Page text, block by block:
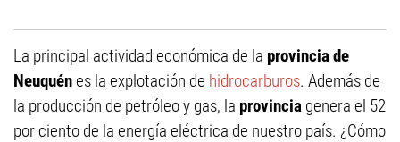
La principal actividad económica de la provincia de
Neuquénes la explotación de hidrocarburos. Además de
la producción de petróleo y gas, la provincia genera el 52
por ciento de la energía eléctrica de nuestro país. ¿Cómo